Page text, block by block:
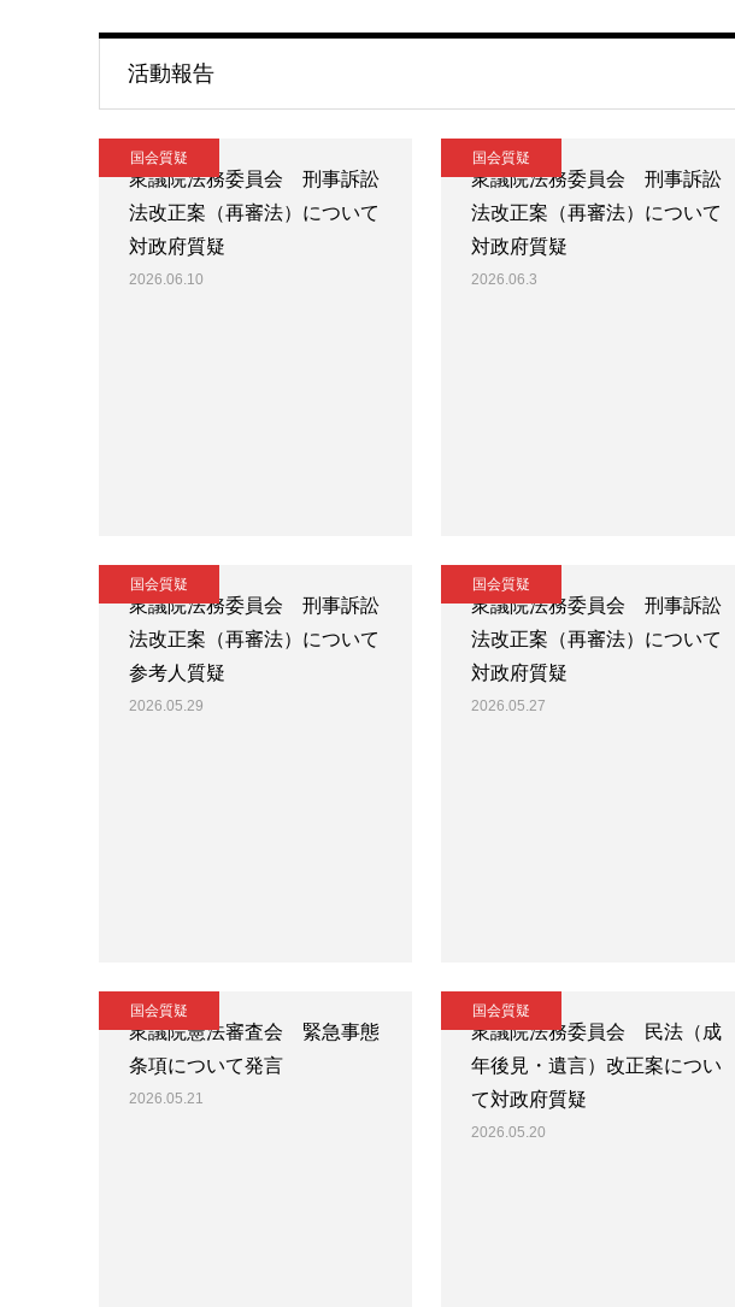
活動報告
国会質疑
衆議院法務委員会 刑事訴訟
法改正案（再審法）について
対政府質疑
2026.06.10
国会質疑
衆議院法務委員会 刑事訴訟
法改正案（再審法）について
対政府質疑
2026.06.3
国会質疑
衆議院法務委員会 刑事訴訟
法改正案（再審法）について
参考人質疑
2026.05.29
国会質疑
衆議院法務委員会 刑事訴訟
法改正案（再審法）について
対政府質疑
2026.05.27
国会質疑
衆議院憲法審査会 緊急事態
条項について発言
2026.05.21
国会質疑
衆議院法務委員会 民法（成
年後見・遺言）改正案につい
て対政府質疑
2026.05.20